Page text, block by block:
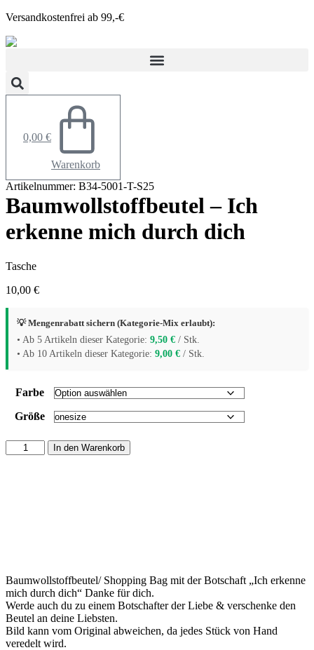
Zum
springen
Versandkostenfrei ab 99,-€
0,00 €
Warenkorb
Artikelnummer: B34-5001-T-S25
Baumwollstoffbeutel – Ich
erkenne mich durch dich
Tasche
10,00 €
💡 Mengenrabatt sichern (Kategorie-Mix erlaubt):
• Ab 5 Artikeln dieser Kategorie: 9,50 € / Stk.
• Ab 10 Artikeln dieser Kategorie: 9,00 € / Stk.
Farbe
Größe
Baumwollstoffbeutel
-
In den Warenkorb
Baumwollstoffbeutel/ Shopping Bag mit der Botschaft „Ich erkenne
mich durch dich“ Danke für dich.
Werde auch du zu einem Botschafter der Liebe & verschenke den
Beutel an deine Liebsten.
Bild kann vom Original abweichen, da jedes Stück von Hand
veredelt wird.